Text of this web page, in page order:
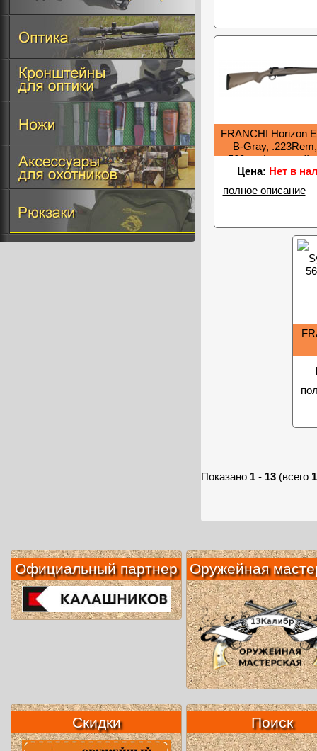
FRANCHI Horizon
B-Gray,
560мм (съемный
Цена: Нет в
полное описание
Показано 1 - 13 (всего
Официальный партнер Оружейная
Скидки Поиск